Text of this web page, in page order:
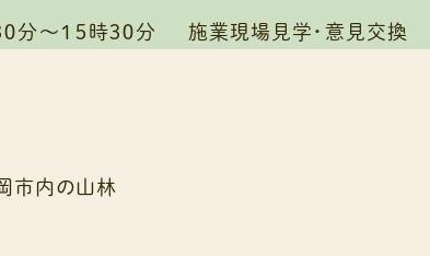
０分～１５時３０分 施業現場見学・意見交換
市内の山林